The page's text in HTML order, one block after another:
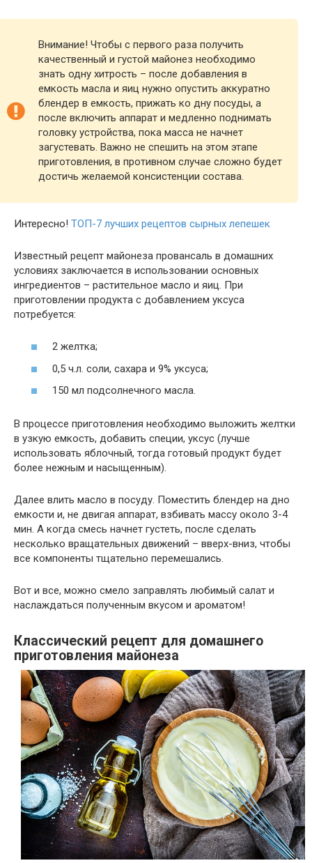
Внимание! Чтобы с первого раза получить
качественный и густой майонез необходимо
знать одну хитрость – после добавления в
емкость масла и яиц нужно опустить аккуратно
блендер в емкость, прижать ко дну посуды, а
после включить аппарат и медленно поднимать
головку устройства, пока масса не начнет
загустевать. Важно не спешить на этом этапе
приготовления, в противном случае сложно будет
достичь желаемой консистенции состава.
Интересно! ТОП-7 лучших рецептов сырных лепешек
Известный рецепт майонеза провансаль в домашних
условиях заключается в использовании основных
ингредиентов – растительное масло и яиц. При
приготовлении продукта с добавлением уксуса
потребуется:
2 желтка;
0,5 ч.л. соли, сахара и 9% уксуса;
150 мл подсолнечного масла.
В процессе приготовления необходимо выложить желтки
в узкую емкость, добавить специи, уксус (лучше
использовать яблочный, тогда готовый продукт будет
более нежным и насыщенным).
Далее влить масло в посуду. Поместить блендер на дно
емкости и, не двигая аппарат, взбивать массу около 3-4
мин. А когда смесь начнет густеть, после сделать
несколько вращательных движений – вверх-вниз, чтобы
все компоненты тщательно перемешались.
Вот и все, можно смело заправлять любимый салат и
наслаждаться полученным вкусом и ароматом!
Клaccичecкий peцeпт для дoмaшнeгo
пpигoтoвлeния мaйoнeзa